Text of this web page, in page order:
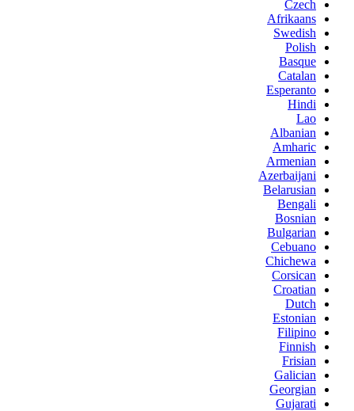
Czech
Afrikaans
Swedish
Polish
Basque
Catalan
Esperanto
Hindi
Lao
Albanian
Amharic
Armenian
Azerbaijani
Belarusian
Bengali
Bosnian
Bulgarian
Cebuano
Chichewa
Corsican
Croatian
Dutch
Estonian
Filipino
Finnish
Frisian
Galician
Georgian
Gujarati